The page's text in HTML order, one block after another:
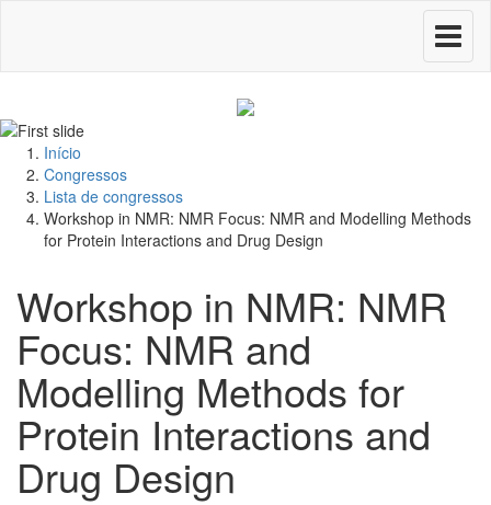
Toggle
Início
Congressos
Lista de congressos
Workshop in NMR: NMR Focus: NMR and Modelling Methods
for Protein Interactions and Drug Design
Workshop in NMR: NMR
Focus: NMR and
Modelling Methods for
Protein Interactions and
Drug Design